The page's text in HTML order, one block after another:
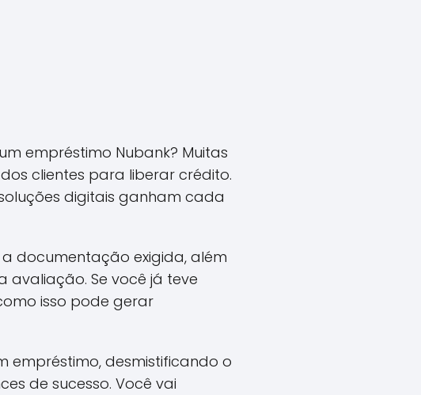
empréstimo Nubank? Muitas
clientes para liberar crédito.
digitais ganham cada
documentação exigida, além
Se você já teve
isso pode gerar
empréstimo, desmistificando o
de sucesso. Você vai